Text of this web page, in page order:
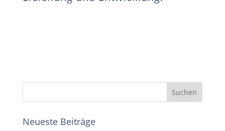
Suchen
Neueste Beiträge